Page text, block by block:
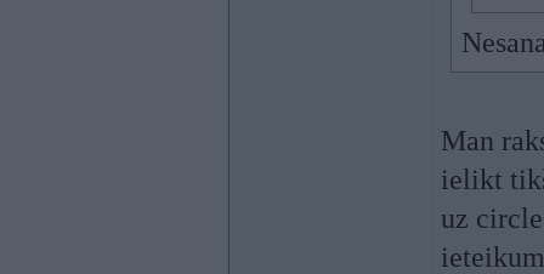
Man
ielikt
uz